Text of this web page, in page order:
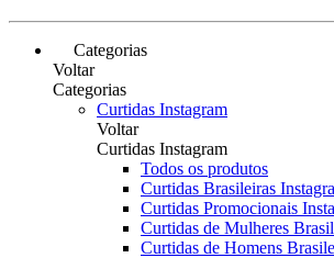
Categorias
Voltar
Categorias
Curtidas Instagram
Voltar
Curtidas Instagram
Todos os produtos
Curtidas Brasileiras
Curtidas Promocionais
Curtidas de Mulheres
Curtidas de Homens